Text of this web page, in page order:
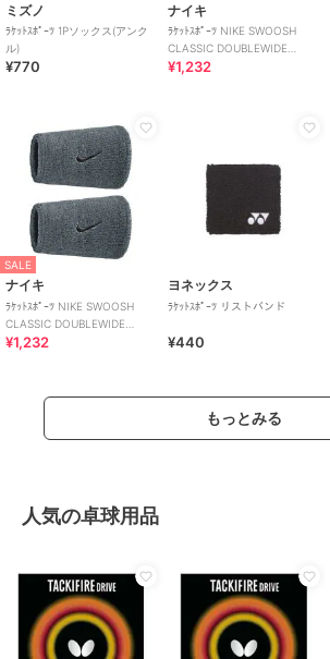
ミズノ
ﾗｹｯﾄｽﾎﾟｰﾂ 1Pソックス(アンク
ル)
¥770
ナイキ
ﾗｹｯﾄｽﾎﾟｰﾂ NIKE SWOOSH
CLASSIC DOUBLEWIDE
WRISTBANDS 2PK
¥1,232
SALE
ナイキ
ﾗｹｯﾄｽﾎﾟｰﾂ NIKE SWOOSH
CLASSIC DOUBLEWIDE
WRISTBANDS 2PK
¥1,232
ヨネックス
ﾗｹｯﾄｽﾎﾟｰﾂ リストバンド
¥440
もっとみる
人気の卓球用品